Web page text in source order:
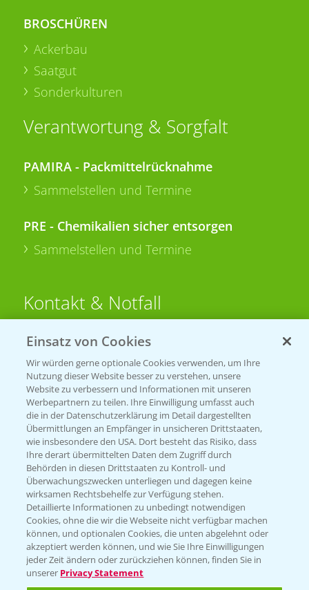
BROSCHÜREN
Ackerbau
Saatgut
Sonderkulturen
Verantwortung & Sorgfalt
PAMIRA - Packmittelrücknahme
Sammelstellen und Termine
PRE - Chemikalien sicher entsorgen
Sammelstellen und Termine
Kontakt & Notfall
Beratung auf WhatsApp
T.+49 (0)174 346 564 1
KONTAKT
Hilfe in Notfällen
T.+49 (0)214/30-20220
Folgen Sie uns
Einsatz von Cookies
Wir würden gerne optionale Cookies verwenden, um Ihre
Nutzung dieser Website besser zu verstehen, unsere
Website zu verbessern und Informationen mit unseren
Werbepartnern zu teilen. Ihre Einwilligung umfasst auch
die in der Datenschutzerklärung im Detail dargestellten
Übermittlungen an Empfänger in unsicheren Drittstaaten,
wie insbesondere den USA. Dort besteht das Risiko, dass
Ihre derart übermittelten Daten dem Zugriff durch
Behörden in diesen Drittstaaten zu Kontroll- und
Überwachungszwecken unterliegen und dagegen keine
wirksamen Rechtsbehelfe zur Verfügung stehen.
Detaillierte Informationen zu unbedingt notwendigen
Cookies, ohne die wir die Webseite nicht verfügbar machen
können, und optionalen Cookies, die unten abgelehnt oder
akzeptiert werden können, und wie Sie Ihre Einwilligungen
jeder Zeit ändern oder zurückziehen können, finden Sie in
unserer Privacy Statement